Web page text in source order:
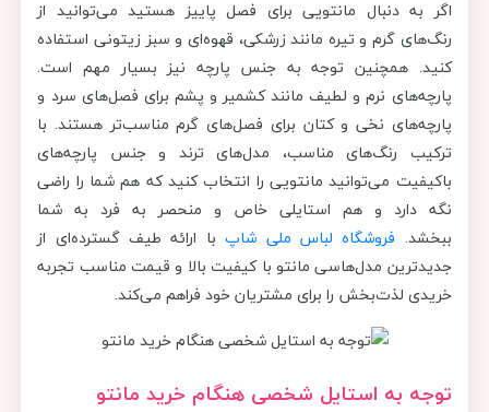
اگر به دنبال مانتویی برای فصل پاییز هستید می‌توانید از
رنگ‌های گرم و تیره مانند زرشکی، قهوه‌ای و سبز زیتونی استفاده
کنید. همچنین توجه به جنس پارچه نیز بسیار مهم است.
پارچه‌های نرم و لطیف مانند کشمیر و پشم برای فصل‌های سرد و
پارچه‌های نخی و کتان برای فصل‌های گرم مناسب‌تر هستند. با
ترکیب رنگ‌های مناسب، مدل‌های ترند و جنس پارچه‌های
باکیفیت می‌توانید مانتویی را انتخاب کنید که هم شما را راضی
نگه دارد و هم استایلی خاص و منحصر به فرد به شما
ببخشد. فروشگاه لباس ملی شاپبا ارائه طیف گسترده‌ای از
جدیدترین مدل‌هاسی مانتو با کیفیت بالا و قیمت مناسب تجربه
خریدی لذت‌بخش را برای مشتریان خود فراهم می‌کند.
توجه به استایل شخصی هنگام خرید مانتو